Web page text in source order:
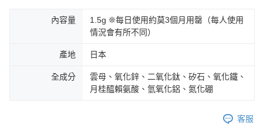
內容量
1.5g ❊每日使用約莫3個月用罄（每人使用
情況會有所不同）
產地 日本
全成分
雲母、氧化鋅、二氧化鈦、矽石、氧化鐵、
月桂醯賴氨酸、氫氧化鋁、氮化硼
客服